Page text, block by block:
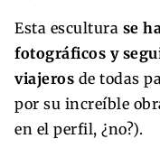
Esta escultura se
fotográficos y
viajeros de todas
por su increíble
en el perfil, ¿no?).